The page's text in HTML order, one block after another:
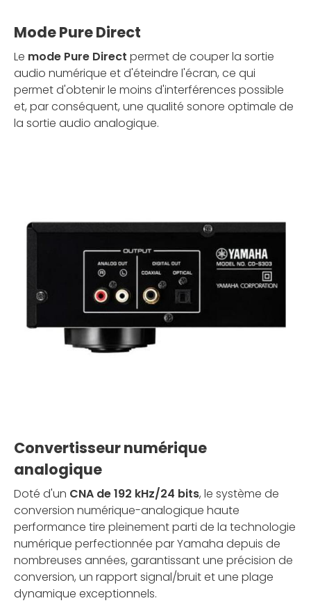
Mode Pure Direct
Le mode Pure Direct permet de couper la sortie
audio numérique et d'éteindre l'écran, ce qui
permet d'obtenir le moins d'interférences possible
et, par conséquent, une qualité sonore optimale de
la sortie audio analogique.
Convertisseur numérique
analogique
Doté d'un CNA de 192 kHz/24 bits, le système de
conversion numérique-analogique haute
performance tire pleinement parti de la technologie
numérique perfectionnée par Yamaha depuis de
nombreuses années, garantissant une précision de
conversion, un rapport signal/bruit et une plage
dynamique exceptionnels.